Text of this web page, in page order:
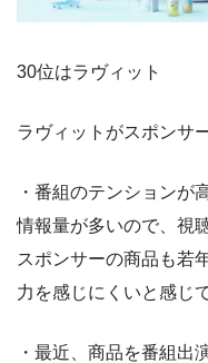
30位はラヴィット
ラヴィットがスポンサ
・番組のテンションが
情報量が多いので、視
スポンサーの商品も若
力を感じにくいと感じ
・最近、商品を番組出